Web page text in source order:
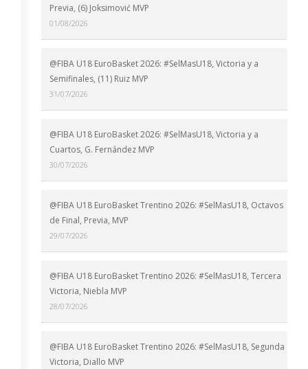
Previa, (6) Joksimović MVP
01/08/2026
@FIBA U18 EuroBasket 2026: #SelMasU18, Victoria y a
Semifinales, (11) Ruiz MVP
31/07/2026
@FIBA U18 EuroBasket 2026: #SelMasU18, Victoria y a
Cuartos, G. Fernández MVP
30/07/2026
@FIBA U18 EuroBasket Trentino 2026: #SelMasU18, Octavos
de Final, Previa, MVP
29/07/2026
@FIBA U18 EuroBasket Trentino 2026: #SelMasU18, Tercera
Victoria, Niebla MVP
28/07/2026
@FIBA U18 EuroBasket Trentino 2026: #SelMasU18, Segunda
Victoria, Diallo MVP